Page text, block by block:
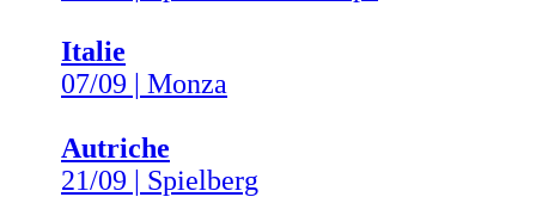
Italie
07/09 | Monza
Autriche
21/09 | Spielberg